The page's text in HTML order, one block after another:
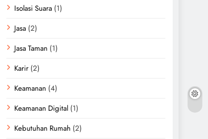
Isolasi Suara (1)
Jasa (2)
Jasa Taman (1)
Karir (2)
Keamanan (4)
Keamanan Digital (1)
Kebutuhan Rumah (2)